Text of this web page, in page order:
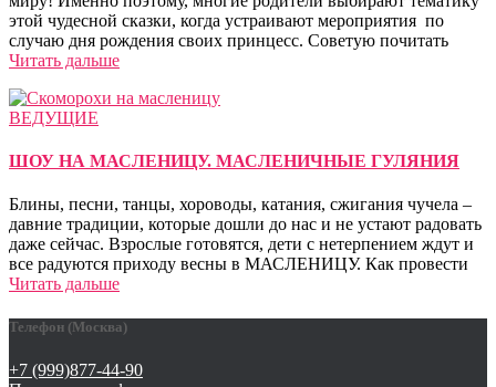
этой чудесной сказки, когда устраивают мероприятия по
случаю дня рождения своих принцесс. Советую почитать
Читать дальше
ВЕДУЩИЕ
ШОУ НА МАСЛЕНИЦУ. МАСЛЕНИЧНЫЕ ГУЛЯНИЯ
Блины, песни, танцы, хороводы, катания, сжигания чучела –
давние традиции, которые дошли до нас и не устают радовать
даже сейчас. Взрослые готовятся, дети с нетерпением ждут и
все радуются приходу весны в МАСЛЕНИЦУ. Как провести
Читать дальше
Телефон (Москва)
+7 (999)877-44-90